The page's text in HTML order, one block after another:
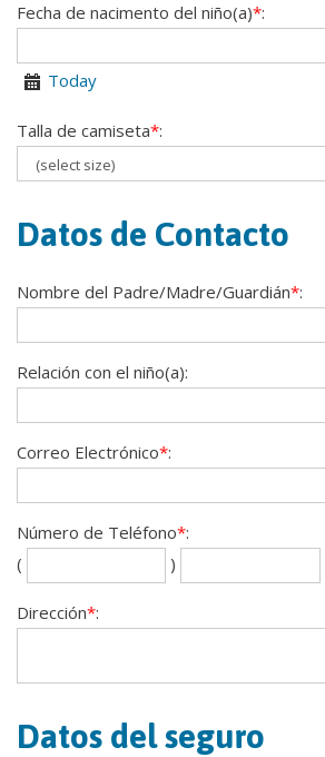
Fecha de nacimento del niño(a)*:
Calendar
Today
Talla de camiseta*:
Datos de Contacto
Nombre del Padre/Madre/Guardián*:
Relación con el niño(a):
Correo Electrónico*:
Número de Teléfono*:
(
)
Dirección*:
Datos del seguro